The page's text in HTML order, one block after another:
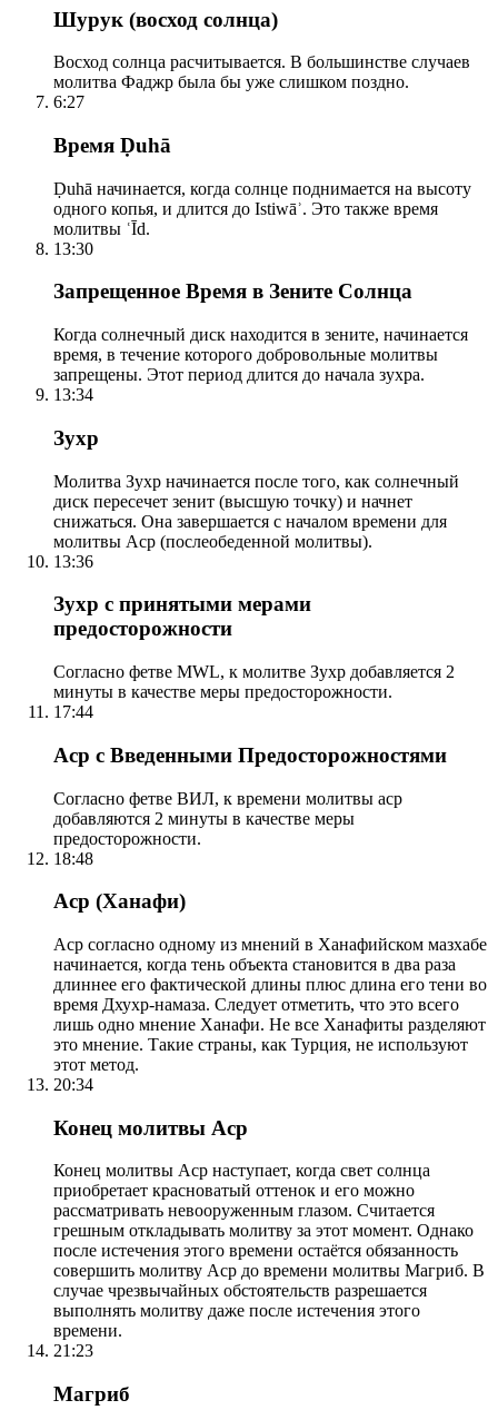
Шурук (восход солнца)
Восход солнца расчитывается. В большинстве случаев
молитва Фаджр была бы уже слишком поздно.
6:27
Время Ḍuhā
Ḍuhā начинается, когда солнце поднимается на высоту
одного копья, и длится до Istiwāʾ. Это также время
молитвы ʿĪd.
13:30
Запрещенное Время в Зените Солнца
Когда солнечный диск находится в зените, начинается
время, в течение которого добровольные молитвы
запрещены. Этот период длится до начала зухра.
13:34
Зухр
Молитва Зухр начинается после того, как солнечный
диск пересечет зенит (высшую точку) и начнет
снижаться. Она завершается с началом времени для
молитвы Аср (послеобеденной молитвы).
13:36
Зухр с принятыми мерами
предосторожности
Согласно фетве MWL, к молитве Зухр добавляется 2
минуты в качестве меры предосторожности.
17:44
Аср с Введенными Предосторожностями
Согласно фетве ВИЛ, к времени молитвы аср
добавляются 2 минуты в качестве меры
предосторожности.
18:48
Аср (Ханафи)
Аср согласно одному из мнений в Ханафийском мазхабе
начинается, когда тень объекта становится в два раза
длиннее его фактической длины плюс длина его тени во
время Дхухр-намаза. Следует отметить, что это всего
лишь одно мнение Ханафи. Не все Ханафиты разделяют
это мнение. Такие страны, как Турция, не используют
этот метод.
20:34
Конец молитвы Аср
Конец молитвы Аср наступает, когда свет солнца
приобретает красноватый оттенок и его можно
рассматривать невооруженным глазом. Считается
грешным откладывать молитву за этот момент. Однако
после истечения этого времени остаётся обязанность
совершить молитву Аср до времени молитвы Магриб. В
случае чрезвычайных обстоятельств разрешается
выполнять молитву даже после истечения этого
времени.
21:23
Магриб